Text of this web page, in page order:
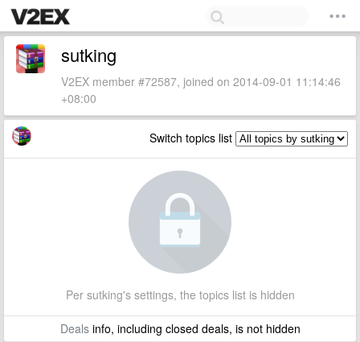
sutking
V2EX member #72587, joined on 2014-09-01 11:14:46
+08:00
Switch topics list
Per sutking's settings, the topics list is hidden
Dealsinfo, including closed deals, is not hidden